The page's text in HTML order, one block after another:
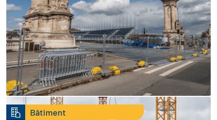
Bâtiment